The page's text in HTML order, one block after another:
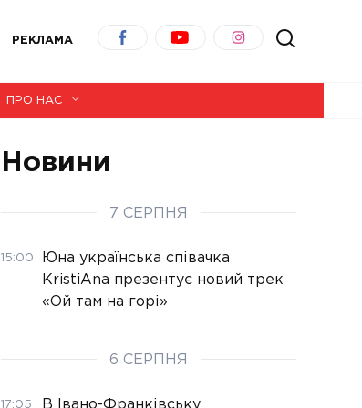
РЕКЛАМА
ПРО НАС
Новини
7 СЕРПНЯ
15:00
Юна українська співачка
KristiAna презентує новий трек
«Ой там на горі»
6 СЕРПНЯ
17:05
В Івано-Франківську